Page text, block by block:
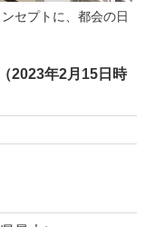
セプトに、都会の日
2023年2月15日時